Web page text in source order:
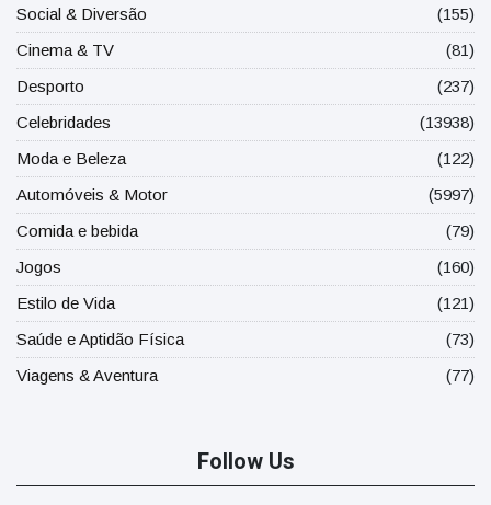
Social & Diversão
(155)
Cinema & TV
(81)
Desporto
(237)
Celebridades
(13938)
Moda e Beleza
(122)
Automóveis & Motor
(5997)
Comida e bebida
(79)
Jogos
(160)
Estilo de Vida
(121)
Saúde e Aptidão Física
(73)
Viagens & Aventura
(77)
Follow Us